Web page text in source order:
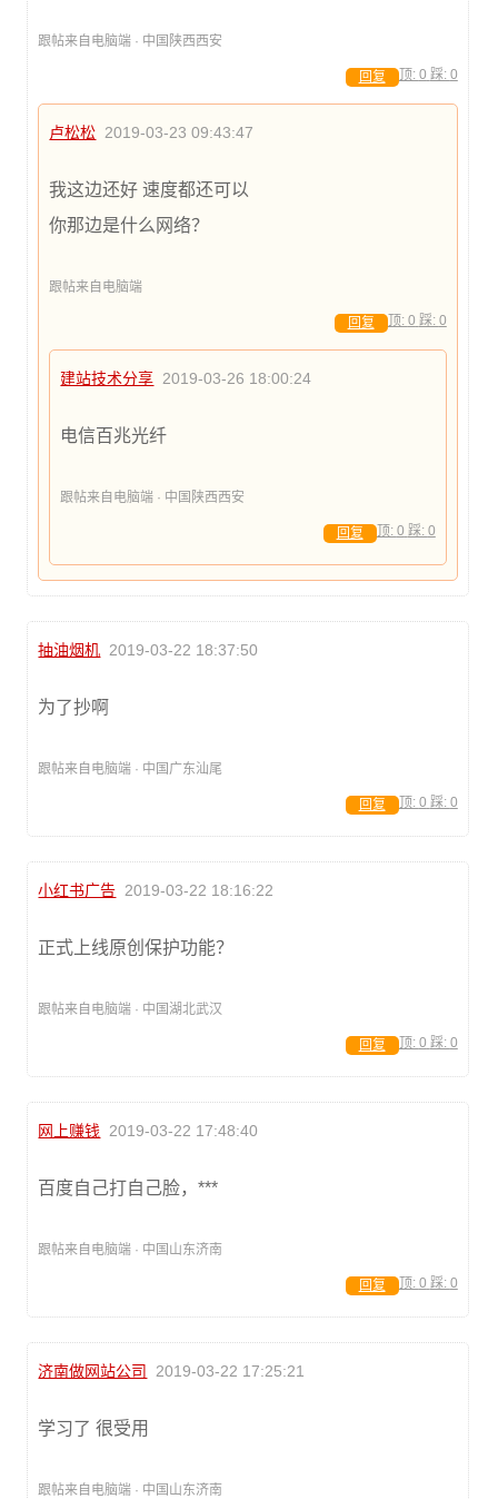
跟帖来自电脑端 · 中国陕西西安
顶: 0 踩: 0
回复
卢松松 2019-03-23 09:43:47
我这边还好 速度都还可以
你那边是什么网络？
跟帖来自电脑端
顶: 0 踩: 0
回复
建站技术分享 2019-03-26 18:00:24
电信百兆光纤
跟帖来自电脑端 · 中国陕西西安
顶: 0 踩: 0
回复
抽油烟机 2019-03-22 18:37:50
为了抄啊
跟帖来自电脑端 · 中国广东汕尾
顶: 0 踩: 0
回复
小红书广告 2019-03-22 18:16:22
正式上线原创保护功能？
跟帖来自电脑端 · 中国湖北武汉
顶: 0 踩: 0
回复
网上赚钱 2019-03-22 17:48:40
百度自己打自己脸，***
跟帖来自电脑端 · 中国山东济南
顶: 0 踩: 0
回复
济南做网站公司 2019-03-22 17:25:21
学习了 很受用
跟帖来自电脑端 · 中国山东济南